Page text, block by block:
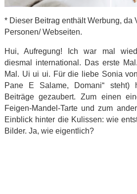
* Dieser Beitrag enthält Werbung, da
Personen/ Webseiten.
Hui, Aufregung! Ich war mal
diesmal international. Das erste
Mal. Ui ui ui. Für die liebe Sonia
Pane E Salame, Domani“
Beiträge gezaubert. Zum einen
Feigen-Mandel-Tarte und zum
Einblick hinter die Kulissen: wie
Bilder. Ja, wie eigentlich?